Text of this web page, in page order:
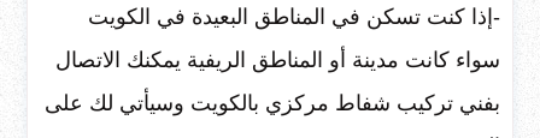
-إذا كنت تسكن في المناطق البعيدة في الكويت
سواء كانت مدينة أو المناطق الريفية يمكنك الاتصال
بفني تركيب شفاط مركزي بالكويت وسيأتي لك على